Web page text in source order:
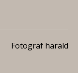
Fotograf harald